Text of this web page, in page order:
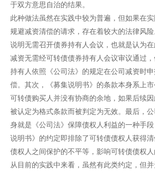
于双方意思自治的结果。
此种做法虽然在实践中较为普遍，但如果在
规避减资清偿的请求，存在着较大的法律风
说明无需召开债券持有人会议，也就是认为
减资无需经可转债债券持有人会议审议通过
持有人依照《公司法》的规定在公司减资时
偿。其次，《募集说明书》的条款本身系上
可转债购买人并没有协商的余地，如果后续
被认定为格式条款而被判定为无效。最后，
身就是《公司法》保障债权人利益的一种手
说明书》的约定即排除了可转债债权人获得
债权人之间保护的不平等，影响可转债债权人
从目前的实践中来看，虽然有此类约定，但